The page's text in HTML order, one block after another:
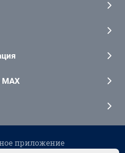
MAX
приложение